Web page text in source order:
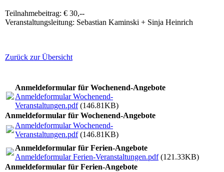
Teilnahmebeitrag: € 30,--
Veranstaltungsleitung: Sebastian Kaminski + Sinja Heinrich
Zurück zur Übersicht
Anmeldeformular für Wochenend-Angebote
Anmeldeformular Wochenend-
Veranstaltungen.pdf(146.81KB)
Anmeldeformular für Wochenend-Angebote
Anmeldeformular Wochenend-
Veranstaltungen.pdf(146.81KB)
Anmeldeformular für Ferien-Angebote
Anmeldeformular Ferien-Veranstaltungen.pdf(121.33KB)
Anmeldeformular für Ferien-Angebote